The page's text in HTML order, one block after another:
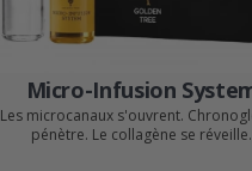
Micro-Infusion
Les microcanaux s'ouvrent.
pénètre. Le collagène se réveille.